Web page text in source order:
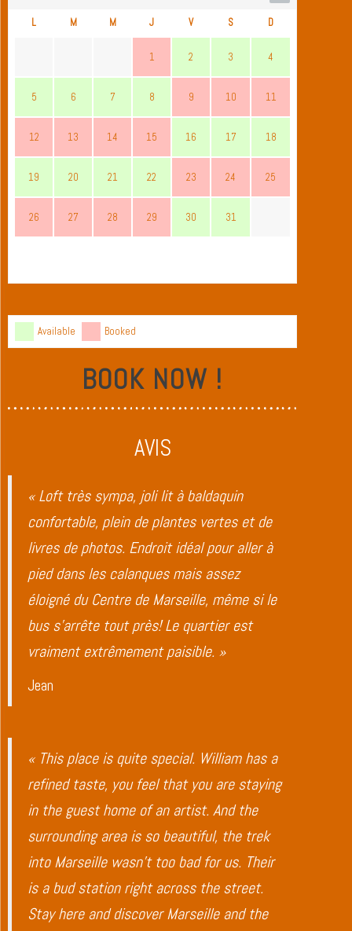
L M M J V S D
1 2 3 4
5 6 7 8 9 10 11
12 13 14 15 16 17 18
19 20 21 22 23 24 25
26 27 28 29 30 31
Available Booked
BOOK NOW !
AVIS
« Loft très sympa, joli lit à baldaquin
confortable, plein de plantes vertes et de
livres de photos. Endroit idéal pour aller à
pied dans les calanques mais assez
éloigné du Centre de Marseille, même si le
bus s’arrête tout près! Le quartier est
vraiment extrêmement paisible. »
Jean
« This place is quite special. William has a
refined taste, you feel that you are staying
in the guest home of an artist. And the
surrounding area is so beautiful, the trek
into Marseille wasn’t too bad for us. Their
is a bud station right across the street.
Stay here and discover Marseille and the